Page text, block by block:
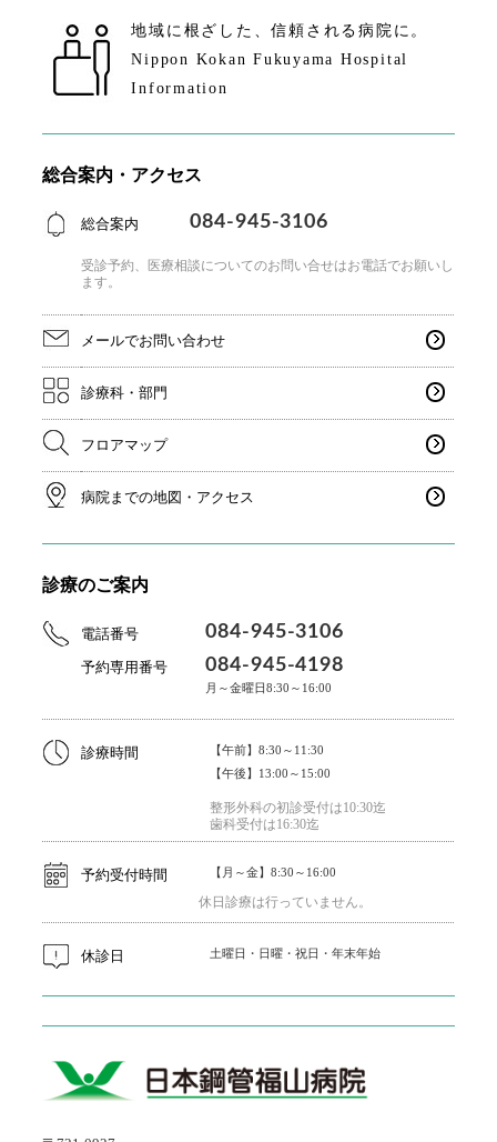
地域に根ざした、信頼される病院に。
Nippon Kokan Fukuyama Hospital
Information
総合案内・アクセス
総合案内 084-945-3106
受診予約、医療相談についてのお問い合せはお電話でお願いし
ます。
メールでお問い合わせ
診療科・部門
フロアマップ
病院までの地図・アクセス
診療のご案内
電話番号 084-945-3106
予約専用番号 084-945-4198
月～金曜日8:30～16:00
診療時間
【午前】8:30～11:30
【午後】13:00～15:00
整形外科の初診受付は10:30迄
歯科受付は16:30迄
予約受付時間 【月～金】8:30～16:00
休日診療は行っていません。
休診日 土曜日・日曜・祝日・年末年始